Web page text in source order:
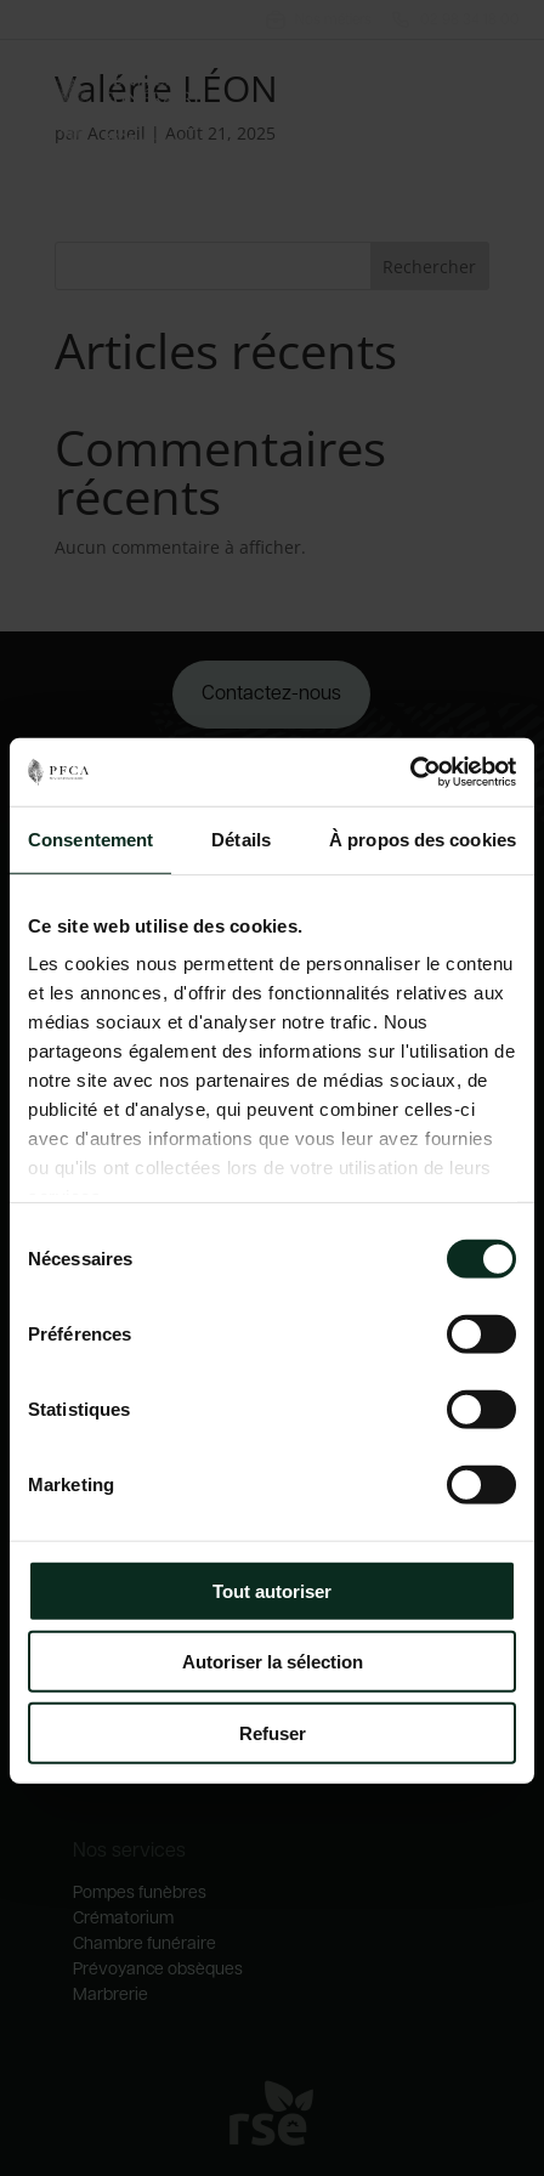
Consentement Détails À propos des cookies
Ce site web utilise des cookies.
Les cookies nous permettent de personnaliser le contenu
et les annonces, d'offrir des fonctionnalités relatives aux
médias sociaux et d'analyser notre trafic. Nous
partageons également des informations sur l'utilisation de
notre site avec nos partenaires de médias sociaux, de
publicité et d'analyse, qui peuvent combiner celles-ci
avec d'autres informations que vous leur avez fournies
ou qu'ils ont collectées lors de votre utilisation de leurs
Nécessaires
Préférences
Statistiques
Marketing
Tout autoriser
Autoriser la sélection
Refuser
Valérie LÉON
par Accueil | Août 21, 2025
Rechercher
Articles récents
Commentaires
récents
Aucun commentaire à afficher.
Contactez-nous
P.F.C.A Pompes Funèbres des Communes Associées
Itinéraire
Navigation
Qui sommes-nous ?
Notre catalogue
Nos métiers
Pompes funèbres
Crématorium
Chambre funéraire
Prévoyance obsèques
Marbrerie